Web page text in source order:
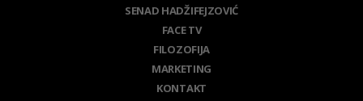
SENAD HADŽIFEJZOVIĆ
FACE TV
FILOZOFIJA
MARKETING
KONTAKT